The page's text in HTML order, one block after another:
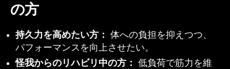
の方
持久力を高めたい方： 体への負担を抑えつつ、
パフォーマンスを向上させたい。
怪我からのリハビリ中の方： 低負荷で筋力を維